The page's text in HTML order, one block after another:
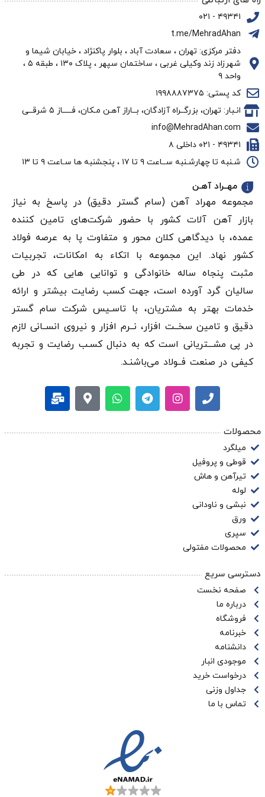
هستید، ممکن است تشخیص داده باشید که میلگرد جز مصالح
ضروری پروژه شما به حساب می‌آید. درجات و اندازه‌های
متفاوتی از میلگردهای فولادی موجود است که هر کدام سطوح
مقاومتی متفاوتی را ارائه می‌دهند. در نتیجه، شما به راحتی
می‌توانید راه‌حل ساختاری کاملی را برای پروژه‌ای که روی آن کار
می‌کنید انتخاب کنید. در صورتی که در انتخاب سایز و گرید
مناسب میلگرد پروژه خود مردد مانده‌اید، می‌توانید در هر لحظه
و بصورت رایگان از مشاوره کارشناسان ما در
در خصوص خرید محصول مناسب پروژه خود بهره‌مند شوید.
سبد
۴۹۳۴۱ - ۰۲۱
t.me/MehradAhan
دفتر مرکزی: تهران ، سعادت آباد ، بلوار پاکنژاد ، خیابان شیما و
شهرزاد زند وکیلی غربی ، ساختمان سپهر ، پلاک ۱۳۰ ، طبقه ۵ ،
واحد ۹
کد پستی: ۱۹۹۸۸۸۷۳۷۵
انـبار: تهران، بزرگــراه آزادگان، بــاراز آهـن مـکان، فـــــاز ۵ شرقــی
info@MehradAhan.com
۴۹۳۴۱ - ۰۲۱ داخلی ۸
شـنبه تا چهارشـنبه ســاعت ۹ تا ۱۷ ، پنجشنبه ها سـاعت ۹ تا ۱۳
مهــراد آهـن
مجموعه مهراد آهن (سام گستر دقيق) در پاسخ به نیاز
بازار آهن‌ آلات کشور با حضور شرکت‌های تامین کننده
عمده، با دیدگاهی کلان محور و متفاوت پا به عرصه فولاد
کشور نهاد. این مجموعه با اتکاء به امکانات، تجربیات
مثبت پنجاه ساله خانوادگی و توانایی هایی که در طی
سالیان گرد آورده است، جهت کسب رضایت بیشتر و ارائه
خدمات بهتر به مشتریان، با تاسـیس شرکت سام گستر
دقيق و تامین سخــت افزار، نــرم افزار و نیروی انســانی لازم
در پی مشـــتریانی است که به دنبال کسـب رضایت و تجربه
کیفی در صنعت فــولاد می‌باشنـد.
محصولات
میلگرد
قوطی و پروفیل
تیرآهن و هاش
لوله
نبشی و ناودانی
ورق
سپری
محصولات مفتولی
دسترسی سریع
صفحه نخست
درباره ما
فروشگاه
خبرنامه
دانشنامه
موجودی انبار
درخواست خرید
جداول وزنی
تماس با ما